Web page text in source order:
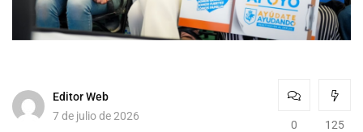
Editor Web
7 de julio de 2026
0 125